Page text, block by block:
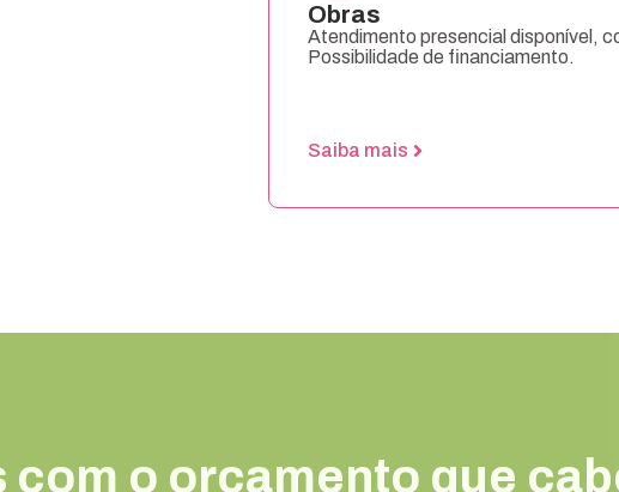
Obras
Atendimento presencial disponível,
Possibilidade de financiamento.
Saiba mais
o orçamento que